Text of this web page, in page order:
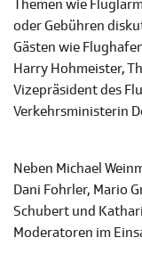
Themen wie
oder Gebühren
Gästen wie
Harry Hohmeister,
Vizepräsident des
Verkehrsministerin
Neben Michael
Dani Fohrler, Mario
Schubert und
Moderatoren im